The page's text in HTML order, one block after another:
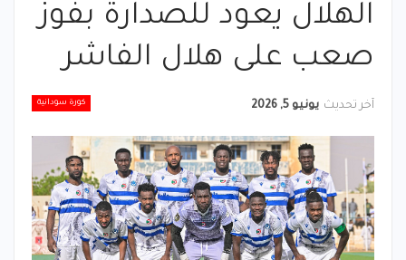
الهلال يعود للصدارة بفوز
صعب على هلال الفاشر
كورة سودانية آخر تحديث يونيو 5, 2026